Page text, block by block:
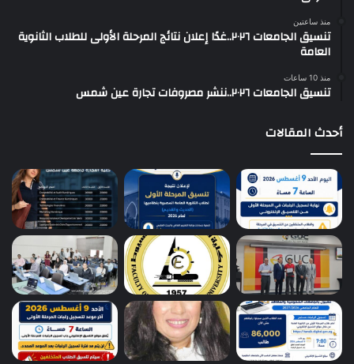
منذ ساعتين
تنسيق الجامعات ٢٠٢٦..غدًا إعلان نتائج المرحلة الأولى للطلاب الثانوية
العامة
منذ 10 ساعات
تنسيق الجامعات ٢٠٢٦..ننشر مصروفات تجارة عين شمس
أحدث المقالات